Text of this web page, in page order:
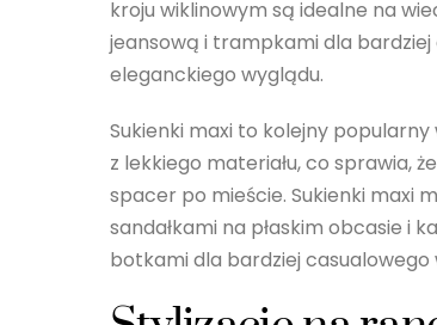
kroju wiklinowym są idealne na
jeansową i trampkami dla
eleganckiego wyglądu.
Sukienki maxi to kolejny
z lekkiego materiału, co sprawia,
spacer po mieście. Sukienki maxi
sandałkami na płaskim obcasie i
botkami dla bardziej casualowego